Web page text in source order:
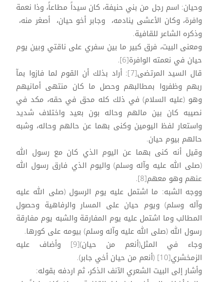
وحيان: اسم رجل من بني حنيفة، كان سيداً مطاعاً، وذا نعمة
وافرة، وكان الأعشى ينادمه، وجابر أخو حيان، أصغر منه،
وذكره الشاعر للقافية.
ومعنى البيت، فرق كبير ما بين سفري على ناقتي وبين يوم
حيان في نعمته الوافرة[6].
قال السيد المرتضى[7]: أراد بذلك أن القوم لما فازوا بمآ
ربهم وظفروا بمطالبهم وحصل ما كان منتهى أمانيهم
وهو (عليه السلام) في ذلك كله محق في حقه، مكد في
نصيبه كان بين مالهم وحاله بون بعيد واختلاف شديد
واستعار لفظ اليومين وكنى بهما عن حالهم وحاله، وشبه
حالهم بيوم حيان.
وقيل أنه كنى بهما عن اليوم الذي كان مع رسول الله
(صلى الله عليه وآله وسلم) واليوم الذي فارق رسول الله
عنهم وهو معهم[8].
ووجه الشبه: ما اشتمل عليه يوم الرسول (صلى الله عليه
وآله وسلم) ويوم حيان على المسار والرفاهية وحصول
المطالب وما اشتمل عليه يوم المفارقة والشبه يوم مفارقة
رسول الله (صلى الله عليه وآله وسلم) بيومه على كورها.
وجاء في المثل(أنعم من حيان)[9] وأضاف عليه
الزمخشري[10] (أنعم من حيان أخي جابر).
وأشار إلى البيت الشعري الآنف الذكر، ثم اردفه بقوله: